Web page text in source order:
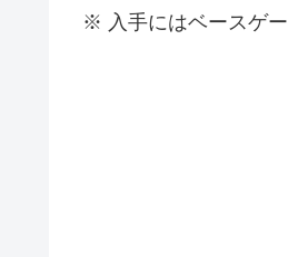
※ 入手にはベースゲ